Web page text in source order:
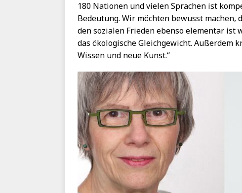
180 Nationen und vielen Sprachen ist
Bedeutung. Wir möchten bewusst
den sozialen Frieden ebenso elementar ist
das ökologische Gleichgewicht. Außerdem
Wissen und neue Kunst.“